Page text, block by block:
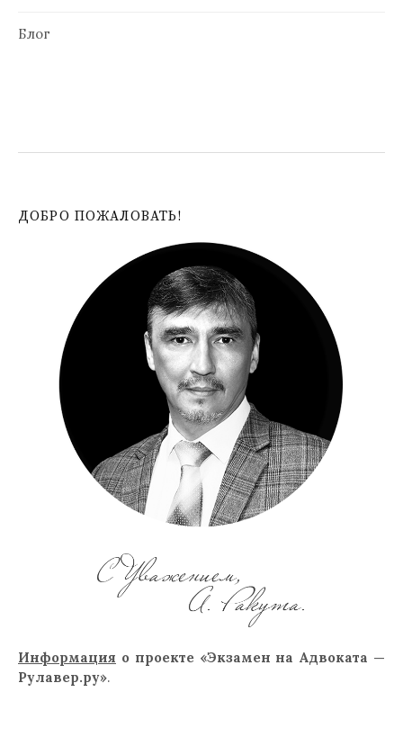
Блог
ДОБРО ПОЖАЛОВАТЬ!
Информация о проекте «Экзамен на Адвоката —
Рулавер.ру».